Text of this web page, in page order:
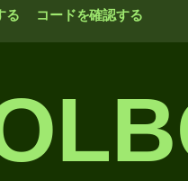
る コードを確認する